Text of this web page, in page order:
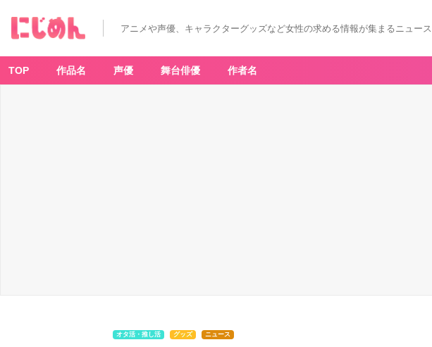
アニメや声優、キャラクターグッズなど女性の求める情報が集まるニュー
TOP 作品名 声優 舞台俳優 作者名
オタ活・推し活 グッズ ニュース